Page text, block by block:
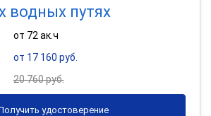
водных путях
от 72 ак.ч
от 17 160 руб.
20 760 руб.
удостоверение